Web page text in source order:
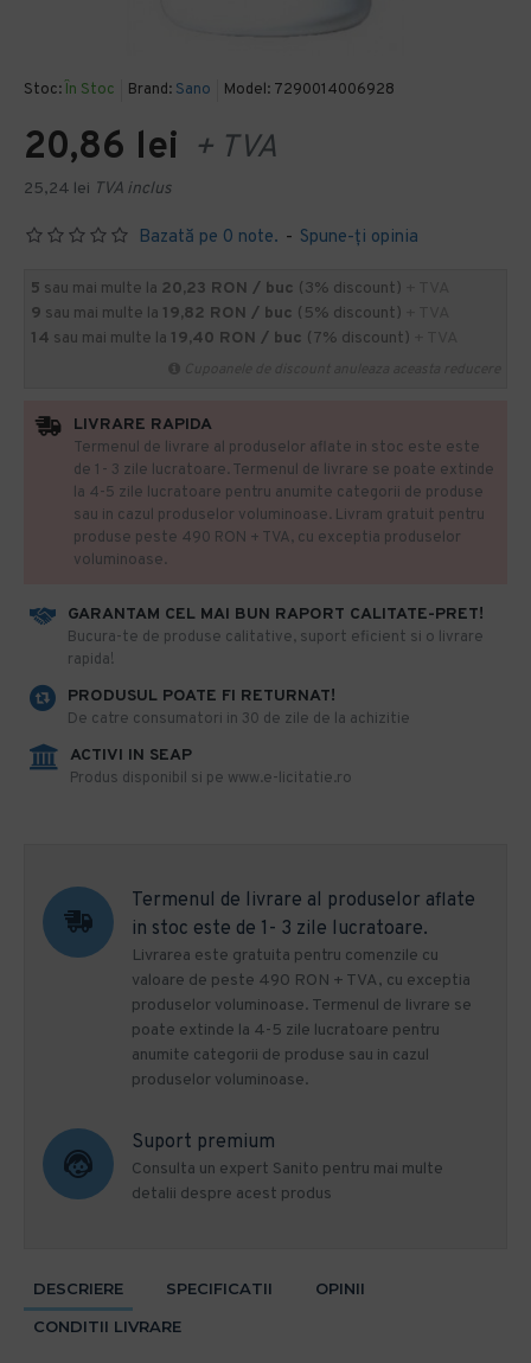
Stoc: În Stoc Brand: Sano Model: 7290014006928
Bazată pe 0 note. - Spune-ţi opinia
20,86 lei + TVA
25,24 lei TVA inclus
5 sau mai multe la 20,23 RON / buc (3% discount)
9 sau mai multe la 19,82 RON / buc (5% discount)
14 sau mai multe la 19,40 RON / buc (7% discount)
GARANTAM CEL MAI BUN RAPORT CALITATE-PRET!
​Bucura-te de produse calitative, suport eficient si o livrare
rapida!
PRODUSUL POATE FI RETURNAT!
De catre consumatori in 30 de zile de la achizitie
ACTIVI IN SEAP
Produs disponibil si pe www.e-licitatie.ro
LIVRARE RAPIDA
Termenul de livrare al produselor aflate in stoc este este
de 1- 3 zile lucratoare. Termenul de livrare se poate extinde
la 4-5 zile lucratoare pentru anumite categorii de produse
sau in cazul produselor voluminoase. Livram gratuit pentru
produse peste 490 RON + TVA, cu exceptia produselor
voluminoase.
Termenul de livrare al produselor aflate
in stoc este de 1- 3 zile lucratoare.
Livrarea este gratuita pentru comenzile cu
valoare de peste 490 RON + TVA, cu exceptia
produselor voluminoase. Termenul de livrare se
poate extinde la 4-5 zile lucratoare pentru
anumite categorii de produse sau in cazul
produselor voluminoase.
Suport premium
Consulta un expert Sanito pentru mai multe
detalii despre acest produs
DESCRIERE SPECIFICATII
OPINII
CONDITII LIVRARE